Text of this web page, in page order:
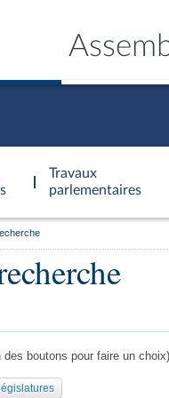
Travaux
parlementaires
des boutons pour faire un choix)